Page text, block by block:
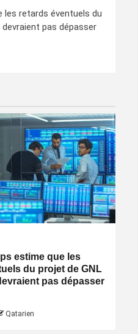
les retards éventuels du
pas dépasser
estime que les
du projet de GNL
pas dépasser
Qatarien